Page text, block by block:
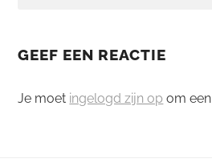
GEEF EEN REACTIE
Je moet ingelogd zijn op om